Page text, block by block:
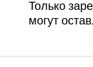
Только
могут